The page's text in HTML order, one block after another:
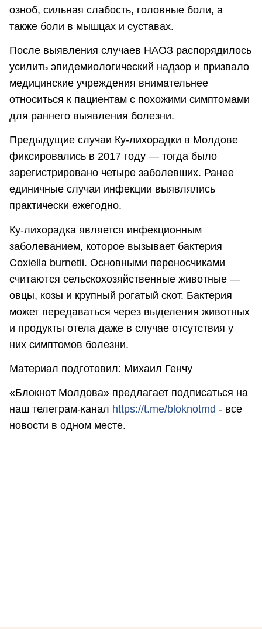
озноб, сильная слабость, головные боли, а
также боли в мышцах и суставах.
После выявления случаев НАОЗ распорядилось
усилить эпидемиологический надзор и призвало
медицинские учреждения внимательнее
относиться к пациентам с похожими симптомами
для раннего выявления болезни.
Предыдущие случаи Ку-лихорадки в Молдове
фиксировались в 2017 году — тогда было
зарегистрировано четыре заболевших. Ранее
единичные случаи инфекции выявлялись
практически ежегодно.
Ку-лихорадка является инфекционным
заболеванием, которое вызывает бактерия
Coxiella burnetii. Основными переносчиками
считаются сельскохозяйственные животные —
овцы, козы и крупный рогатый скот. Бактерия
может передаваться через выделения животных
и продукты отела даже в случае отсутствия у
них симптомов болезни.
Материал подготовил: Михаил Генчу
«Блокнот Молдова» предлагает подписаться на
наш телеграм-канал https://t.me/bloknotmd - все
новости в одном месте.